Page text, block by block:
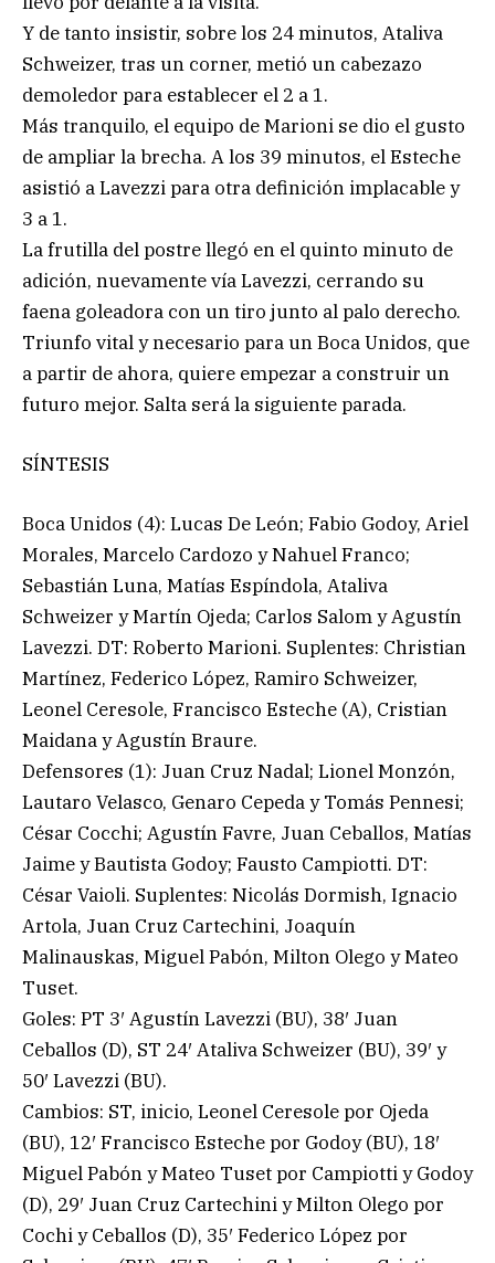
Y de tanto insistir, sobre los 24 minutos, Ataliva
Schweizer, tras un corner, metió un cabezazo
demoledor para establecer el 2 a 1.
Más tranquilo, el equipo de Marioni se dio el gusto
de ampliar la brecha. A los 39 minutos, el Esteche
asistió a Lavezzi para otra definición implacable y
3 a 1.
La frutilla del postre llegó en el quinto minuto de
adición, nuevamente vía Lavezzi, cerrando su
faena goleadora con un tiro junto al palo derecho.
Triunfo vital y necesario para un Boca Unidos, que
a partir de ahora, quiere empezar a construir un
futuro mejor. Salta será la siguiente parada.
SÍNTESIS
Boca Unidos (4): Lucas De León; Fabio Godoy, Ariel
Morales, Marcelo Cardozo y Nahuel Franco;
Sebastián Luna, Matías Espíndola, Ataliva
Schweizer y Martín Ojeda; Carlos Salom y Agustín
Lavezzi. DT: Roberto Marioni. Suplentes: Christian
Martínez, Federico López, Ramiro Schweizer,
Leonel Ceresole, Francisco Esteche (A), Cristian
Maidana y Agustín Braure.
Defensores (1): Juan Cruz Nadal; Lionel Monzón,
Lautaro Velasco, Genaro Cepeda y Tomás Pennesi;
César Cocchi; Agustín Favre, Juan Ceballos, Matías
Jaime y Bautista Godoy; Fausto Campiotti. DT:
César Vaioli. Suplentes: Nicolás Dormish, Ignacio
Artola, Juan Cruz Cartechini, Joaquín
Malinauskas, Miguel Pabón, Milton Olego y Mateo
Tuset.
Goles: PT 3′ Agustín Lavezzi (BU), 38′ Juan
Ceballos (D), ST 24′ Ataliva Schweizer (BU), 39′ y
50′ Lavezzi (BU).
Cambios: ST, inicio, Leonel Ceresole por Ojeda
(BU), 12′ Francisco Esteche por Godoy (BU), 18′
Miguel Pabón y Mateo Tuset por Campiotti y Godoy
(D), 29′ Juan Cruz Cartechini y Milton Olego por
Cochi y Ceballos (D), 35′ Federico López por